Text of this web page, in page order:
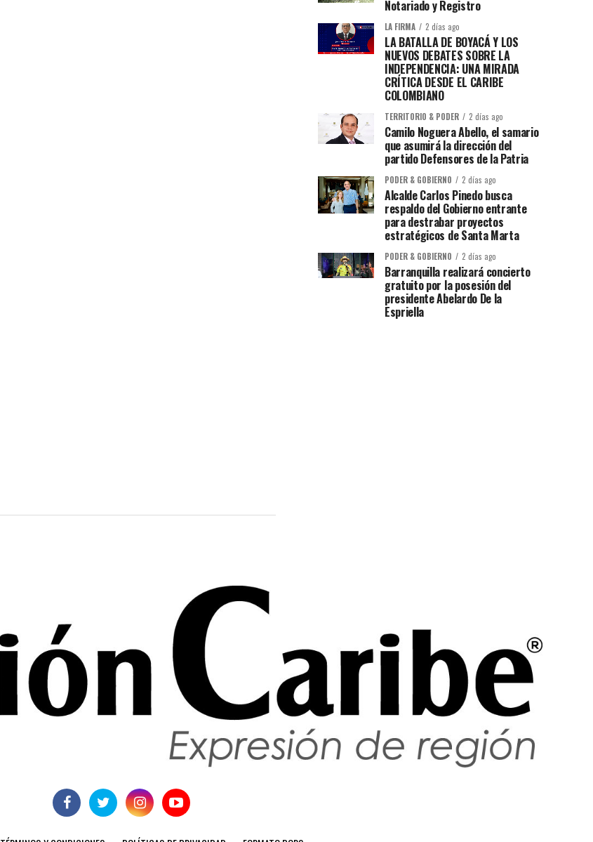
Notariado y Registro
LA FIRMA 2 días ago
LA BATALLA DE BOYACÁ Y LOS
NUEVOS DEBATES SOBRE LA
INDEPENDENCIA: UNA MIRADA
CRÍTICA DESDE EL CARIBE
COLOMBIANO
TERRITORIO & PODER 2 días ago
Camilo Noguera Abello, el samario
que asumirá la dirección del
partido Defensores de la Patria
PODER & GOBIERNO 2 días ago
Alcalde Carlos Pinedo busca
respaldo del Gobierno entrante
para destrabar proyectos
estratégicos de Santa Marta
PODER & GOBIERNO 2 días ago
Barranquilla realizará concierto
gratuito por la posesión del
presidente Abelardo De la
Espriella